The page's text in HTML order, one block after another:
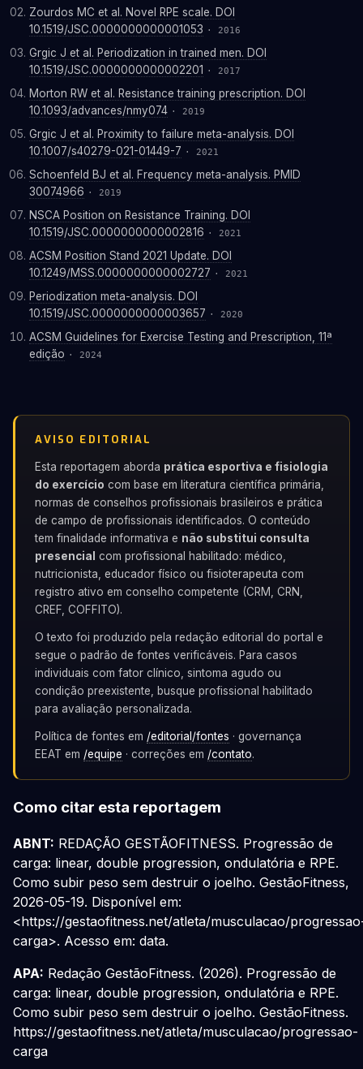
Zourdos MC et al. Novel RPE scale. DOI
10.1519/JSC.0000000000001053 · 2016
Grgic J et al. Periodization in trained men. DOI
10.1519/JSC.0000000000002201
· 2017
Morton RW et al. Resistance training prescription. DOI
10.1093/advances/nmy074 · 2019
Grgic J et al. Proximity to failure meta-analysis. DOI
10.1007/s40279-021-01449-7 · 2021
Schoenfeld BJ et al. Frequency meta-analysis. PMID
30074966 · 2019
NSCA Position on Resistance Training. DOI
10.1519/JSC.0000000000002816 · 2021
ACSM Position Stand 2021 Update. DOI
10.1249/MSS.0000000000002727 · 2021
Periodization meta-analysis. DOI
10.1519/JSC.0000000000003657 · 2020
ACSM Guidelines for Exercise Testing and Prescription, 11ª
edição · 2024
AVISO EDITORIAL
Esta reportagem aborda prática esportiva e fisiologia
do exercício com base em literatura científica primária,
normas de conselhos profissionais brasileiros e prática
de campo de profissionais identificados. O conteúdo
tem finalidade informativa e não substitui consulta
presencial com profissional habilitado: médico,
nutricionista, educador físico ou fisioterapeuta com
registro ativo em conselho competente (CRM, CRN,
CREF, COFFITO).
O texto foi produzido pela redação editorial do portal e
segue o padrão de fontes verificáveis. Para casos
individuais com fator clínico, sintoma agudo ou
condição preexistente, busque profissional habilitado
para avaliação personalizada.
Política de fontes em /editorial/fontes · governança
EEAT em /equipe · correções em /contato.
Como citar esta reportagem
ABNT: REDAÇÃO GESTÃOFITNESS. Progressão de
carga: linear, double progression, ondulatória e RPE.
Como subir peso sem destruir o joelho. GestãoFitness,
2026-05-19. Disponível em:
<https://gestaofitness.net/atleta/musculacao/
carga>. Acesso em: data.
APA: Redação GestãoFitness. (2026). Progressão de
carga: linear, double progression, ondulatória e RPE.
Como subir peso sem destruir o joelho. GestãoFitness.
https://gestaofitness.net/atleta/musculacao/progressao-
carga